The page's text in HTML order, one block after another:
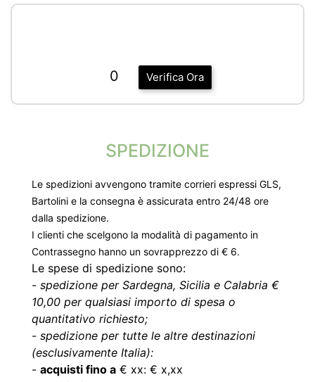
Verifica Ora
0
SPEDIZIONE
Le spedizioni avvengono tramite corrieri espressi GLS,
Bartolini e la consegna è assicurata entro 24/48 ore
dalla spedizione.
I clienti che scelgono la modalità di pagamento in
Contrassegno hanno un sovrapprezzo di € 6.
Le spese di spedizione sono:
- spedizione per Sardegna, Sicilia e Calabria €
10,00 per qualsiasi importo di spesa o
quantitativo richiesto;
- spedizione per tutte le altre destinazioni
(esclusivamente Italia):
- acquisti fino a € xx: € x,xx